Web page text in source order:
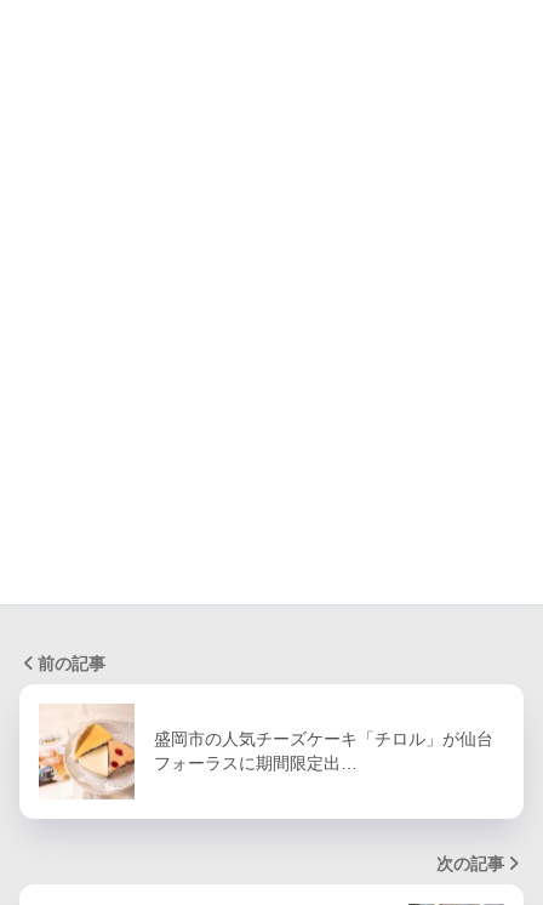
前の記事
盛岡市の人気チーズケーキ「チロル」が仙台
フォーラスに期間限定出…
次の記事